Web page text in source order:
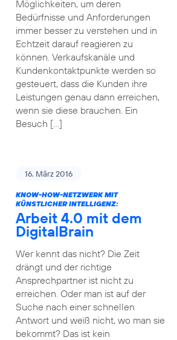
Möglichkeiten, um deren
Bedürfnisse und Anforderungen
immer besser zu verstehen und in
Echtzeit darauf reagieren zu
können. Verkaufskanäle und
Kundenkontaktpunkte werden so
gesteuert, dass die Kunden ihre
Leistungen genau dann erreichen,
wenn sie diese brauchen. Ein
Besuch […]
16. März 2016
KNOW-HOW-NETZWERK MIT
KÜNSTLICHER INTELLIGENZ:
Arbeit 4.0 mit dem
DigitalBrain
Wer kennt das nicht? Die Zeit
drängt und der richtige
Ansprechpartner ist nicht zu
erreichen. Oder man ist auf der
Suche nach einer schnellen
Antwort und weiß nicht, wo man sie
bekommt? Das ist kein